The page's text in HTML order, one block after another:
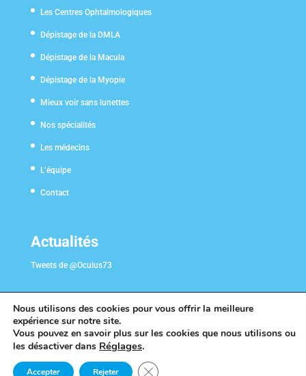
Les Centres Ophtalmologiques
Dépistage de la DMLA
Dépistage de la Macula
Dépistage de la Myopie
Mieux voir sans lunettes
Nos spécialités
Les médecins
L’équipe
Contact
Actualités
Tweets de @Oculus73
©2019 Création de site internet médical en Savoie par
Nous utilisons des cookies pour vous offrir la meilleure
expérience sur notre site.
Vous pouvez en savoir plus sur les cookies que nous utilisons ou
les désactiver dans Réglages.
Accepter Rejeter Fermer la bannière des cookies